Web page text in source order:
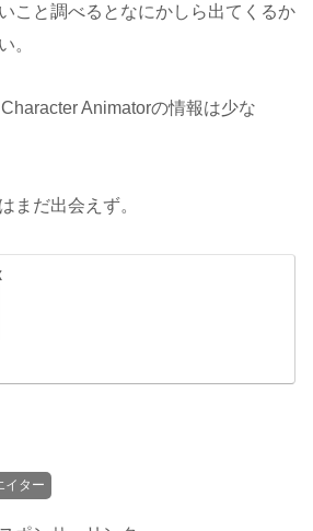
こと調べるとなにかしら出てくるか
。
Animatorの情報は少な
まだ出会えず。
イター